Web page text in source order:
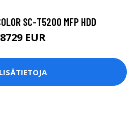
SC-T5200 MFP HDD
8729 EUR
LISÄTIETOJA